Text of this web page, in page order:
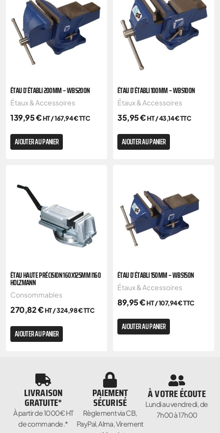
ÉTAU D´ÉTABLI 200MM – WBS200N
Étaux & Accessoires
139,95€HT /167,94€TTC
AJOUTER AU PANIER
ÉTAU D´ÉTABLI 100MM – WBS100N
Étaux & Accessoires
35,95€HT /43,14€TTC
AJOUTER AU PANIER
ÉTAU HAUTE PRÉCISION 160X125MM I160
HOLZMANN
Consommables
270,82€HT /324,98€TTC
AJOUTER AU PANIER
ÉTAU D´ÉTABLI 150MM – WBS150N
Étaux & Accessoires
89,95€HT /107,94€TTC
AJOUTER AU PANIER
LIVRAISON
GRATUITE*
À partir de 1000€ HT
de commande.*
PAIEMENT
SÉCURISÉ
Règlement via CB,
PayPal, Alma, Virement
À VOTRE ÉCOUTE
Lundi au vendredi, de
7h00 à 17h00